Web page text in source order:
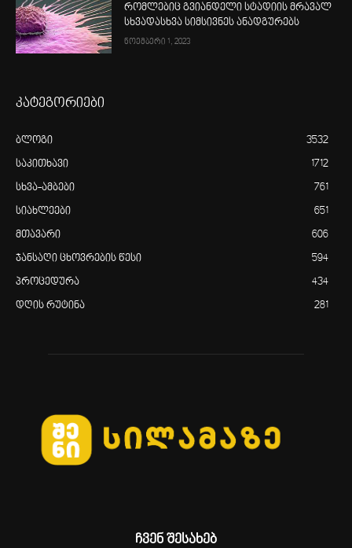
რომლებიც გვიანდელი სტადიის მრავალ
სხვადასხვა სიმსივნეს ანადგურებს
ნოემბერი 1, 2023
კატეგორიები
ბლოგი 3532
საკითხავი 1712
სხვა-ამბები 761
სიახლეები 651
მთავარი 606
ჯანსაღი ცხოვრების წესი 594
პროცედურა 434
დღის რუტინა 281
ჩვენ შესახებ